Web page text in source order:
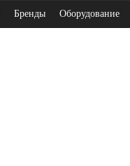
Бренды Оборудование